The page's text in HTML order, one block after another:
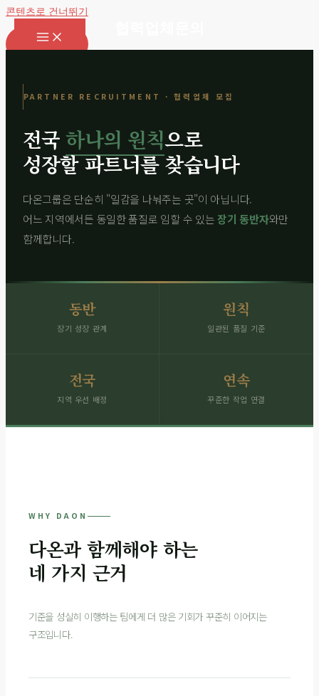
콘텐츠로 건너뛰기
대표전화
PARTNER RECRUITMENT · 협력업체 모집
전국하나의 원칙으로
성장할 파트너를 찾습니다
다온그룹은 단순히 "일감을 나눠주는 곳"이 아닙니다.
어느 지역에서든 동일한 품질로 임할 수 있는장기 동반자와만
함께합니다.
동반
장기 성장 관계
원칙
일관된 품질 기준
전국
지역 우선 배정
연속
꾸준한 작업 연결
WHY DAON
다온과 함께해야 하는
네 가지 근거
기준을 성실히 이행하는 팀에게 더 많은 기회가 꾸준히 이어지는
구조입니다.